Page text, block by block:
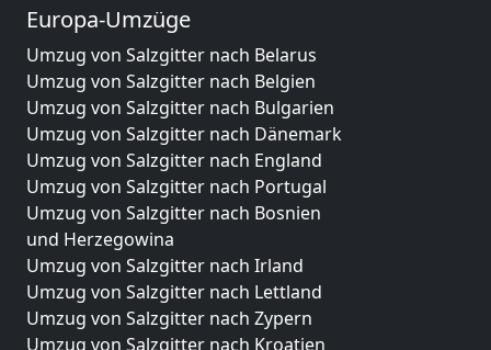
Europa-Umzüge
Umzug von Salzgitter nach Belarus
Umzug von Salzgitter nach Belgien
Umzug von Salzgitter nach Bulgarien
Umzug von Salzgitter nach Dänemark
Umzug von Salzgitter nach England
Umzug von Salzgitter nach Portugal
Umzug von Salzgitter nach Bosnien
und Herzegowina
Umzug von Salzgitter nach Irland
Umzug von Salzgitter nach Lettland
Umzug von Salzgitter nach Zypern
Umzug von Salzgitter nach Kroatien